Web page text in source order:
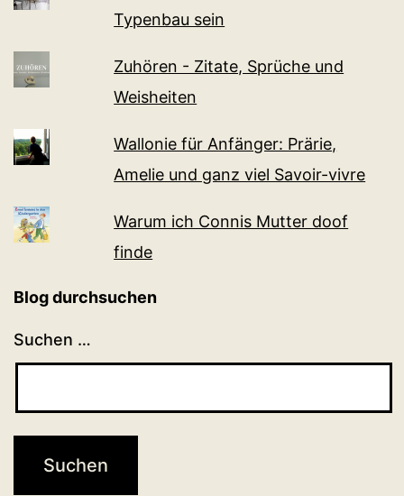
Typenbau sein
Zuhören - Zitate, Sprüche und
Weisheiten
Wallonie für Anfänger: Prärie,
Amelie und ganz viel Sa­voir-vi­v­re
Warum ich Connis Mutter doof
finde
Blog durchsuchen
Suchen …